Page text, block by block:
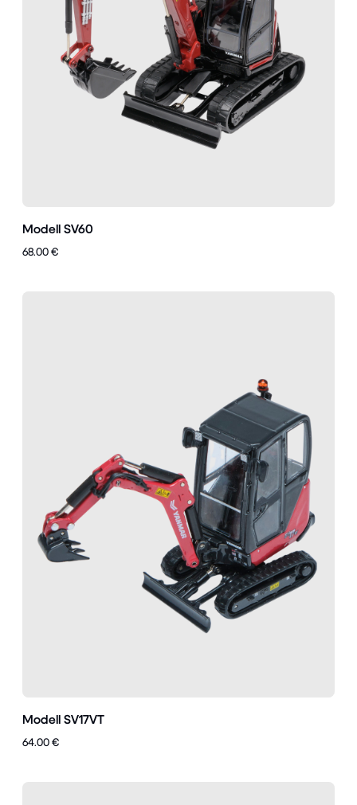
Modell SV60
68.00 €
Modell SV17VT
64.00 €